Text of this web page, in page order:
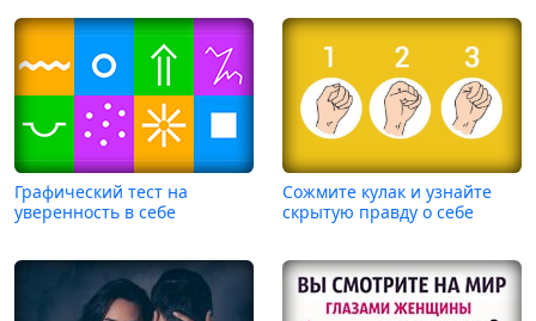
Графический тест на
уверенность в себе
Сожмите кулак и узнайте
скрытую правду о себе